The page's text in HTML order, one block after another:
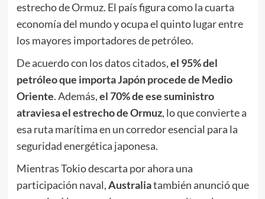
estrecho de Ormuz. El país figura como la cuarta
economía del mundo y ocupa el quinto lugar entre
los mayores importadores de petróleo.
De acuerdo con los datos citados,el 95% del
petróleo que importa Japón procede de Medio
Oriente. Además,el 70% de ese suministro
atraviesa el estrecho de Ormuz, lo que convierte a
esa ruta marítima en un corredor esencial para la
seguridad energética japonesa.
Mientras Tokio descarta por ahora una
participación naval,Australiatambién anunció que